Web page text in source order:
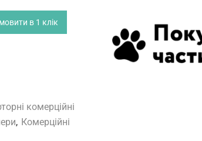
в 1 клік
комерційні
, Комерційні